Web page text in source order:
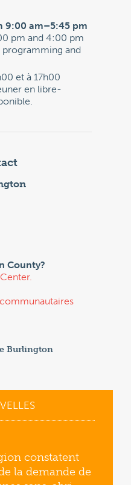
9:00 am–5:45 pm
pm and 4:00 pm
and
et à 17h00
en libre-
County?
Burlington
constatent
la demande de